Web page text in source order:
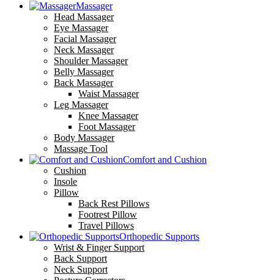
Massager
Head Massager
Eye Massager
Facial Massager
Neck Massager
Shoulder Massager
Belly Massager
Back Massager
Waist Massager
Leg Massager
Knee Massager
Foot Massager
Body Massager
Massage Tool
Comfort and Cushion
Cushion
Insole
Pillow
Back Rest Pillows
Footrest Pillow
Travel Pillows
Orthopedic Supports
Wrist & Finger Support
Back Support
Neck Support